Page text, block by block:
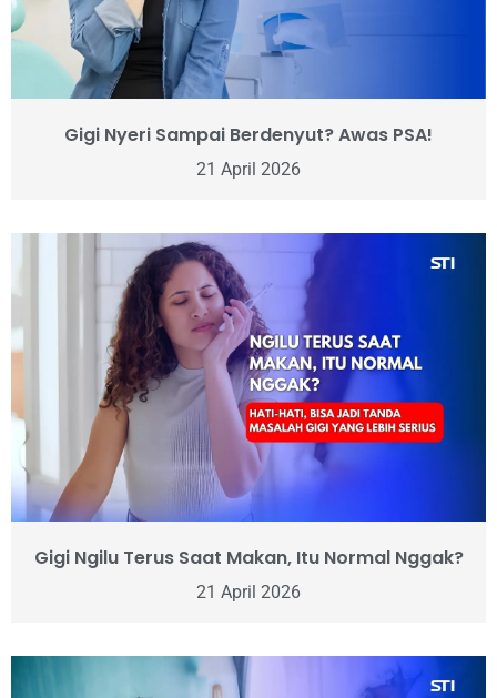
Gigi Nyeri Sampai Berdenyut? Awas PSA!
21 April 2026
Gigi Ngilu Terus Saat Makan, Itu Normal Nggak?
21 April 2026